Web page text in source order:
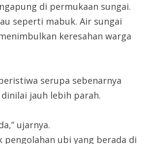
di permukaan sungai.
seperti mabuk. Air sungai
keresahan warga
serupa sebenarnya
jauh lebih parah.
ujarnya.
ubi yang berada di